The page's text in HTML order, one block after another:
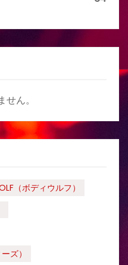
ん。
（ボディウルフ）
ズ）